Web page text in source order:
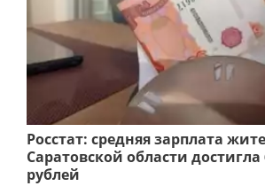
Росстат: средняя зарплата
Саратовской области достигла
рублей